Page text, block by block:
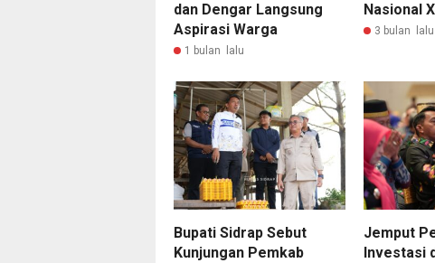
dan Dengar Langsung
Aspirasi Warga
1 bulan lalu
Nasional
3 bulan lalu
Bupati Sidrap Sebut
Kunjungan Pemkab
Jemput
Investasi